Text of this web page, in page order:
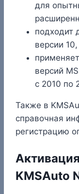
для
подходит
версии
версий
с 2010 по
Также в
справочная
регистрацию
KMSAuto